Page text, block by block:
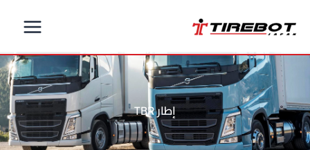
إلى
إطار TBR